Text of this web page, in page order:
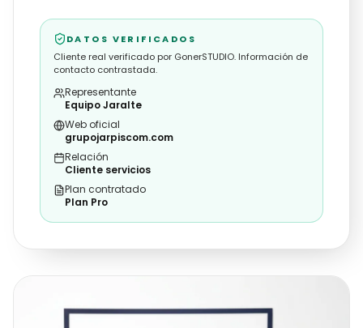
DATOS VERIFICADOS
Cliente real verificado por GonerSTUDIO. Información de
contacto contrastada.
Representante
Equipo Jaralte
Web oficial
grupojarpiscom.com
Relación
Cliente servicios
Plan contratado
Plan Pro